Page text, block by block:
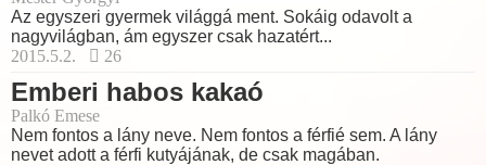
Az egyszeri gyermek világgá ment. Sokáig odavolt a
nagyvilágban, ám egyszer csak hazatért...
2015.5.2.
26
Emberi habos kakaó
Palkó Emese
Nem fontos a lány neve. Nem fontos a férfié sem. A lány
nevet adott a férfi kutyájának, de csak magában.